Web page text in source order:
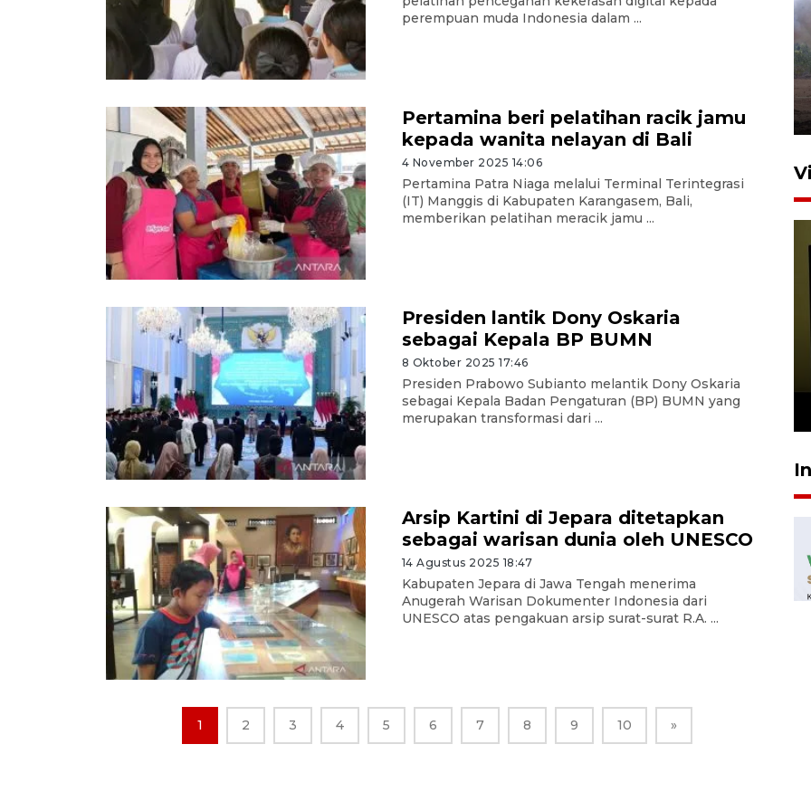
perempuan muda Indonesia dalam ...
Pertamina beri pelatihan racik jamu
kepada wanita nelayan di Bali
4 November 2025 14:06
Pertamina Patra Niaga melalui Terminal Terintegrasi
(IT) Manggis di Kabupaten Karangasem, Bali,
memberikan pelatihan meracik jamu ...
Presiden lantik Dony Oskaria
sebagai Kepala BP BUMN
8 Oktober 2025 17:46
Presiden Prabowo Subianto melantik Dony Oskaria
sebagai Kepala Badan Pengaturan (BP) BUMN yang
merupakan transformasi dari ...
Arsip Kartini di Jepara ditetapkan
sebagai warisan dunia oleh UNESCO
14 Agustus 2025 18:47
Kabupaten Jepara di Jawa Tengah menerima
Anugerah Warisan Dokumenter Indonesia dari
UNESCO atas pengakuan arsip surat-surat R.A. ...
1 2 3 4 5 6 7 8 9 10 »
Sebanyak 62 penumpang
4 Agustus 2026 19:23
Persiapan Skuad Garuda
jelang laga lawan Kamboja
pada Piala AFF
23 Juli 2026 19:12